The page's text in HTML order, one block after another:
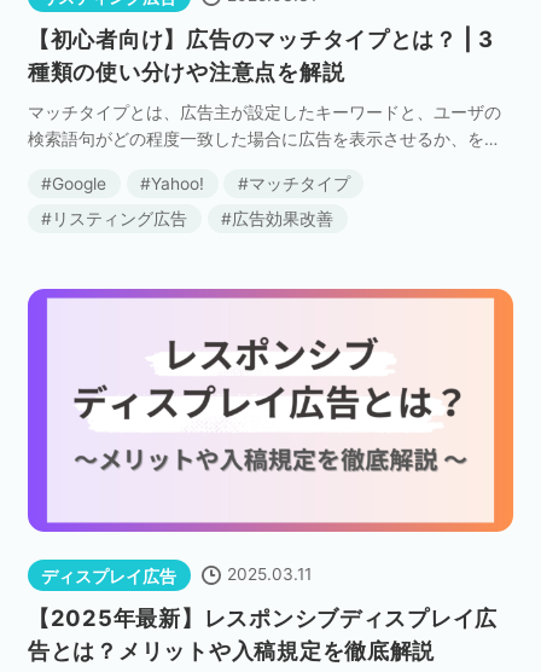
【初心者向け】広告のマッチタイプとは？ | 3
種類の使い分けや注意点を解説
マッチタイプとは、広告主が設定したキーワードと、ユーザの
検索語句がどの程度一致した場合に広告を表示させるか、を決
とで、より効果的なリスティング広告の運用につなげら […]
Google Yahoo!
マッチタイプ
リスティング広告
広告効果改善
ディスプレイ広告 2025.03.11
【2025年最新】レスポンシブディスプレイ広
告とは？メリットや入稿規定を徹底解説